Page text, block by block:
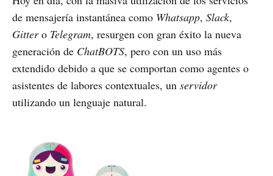
de mensajería instantánea como Whatsapp, Slack,
Gittero Telegram, resurgen con gran éxito la nueva
generación de ChatBOTS, pero con un uso más
extendido debido a que se comportan como agentes o
asistentes de labores contextuales, un servidor
utilizando un lenguaje natural.